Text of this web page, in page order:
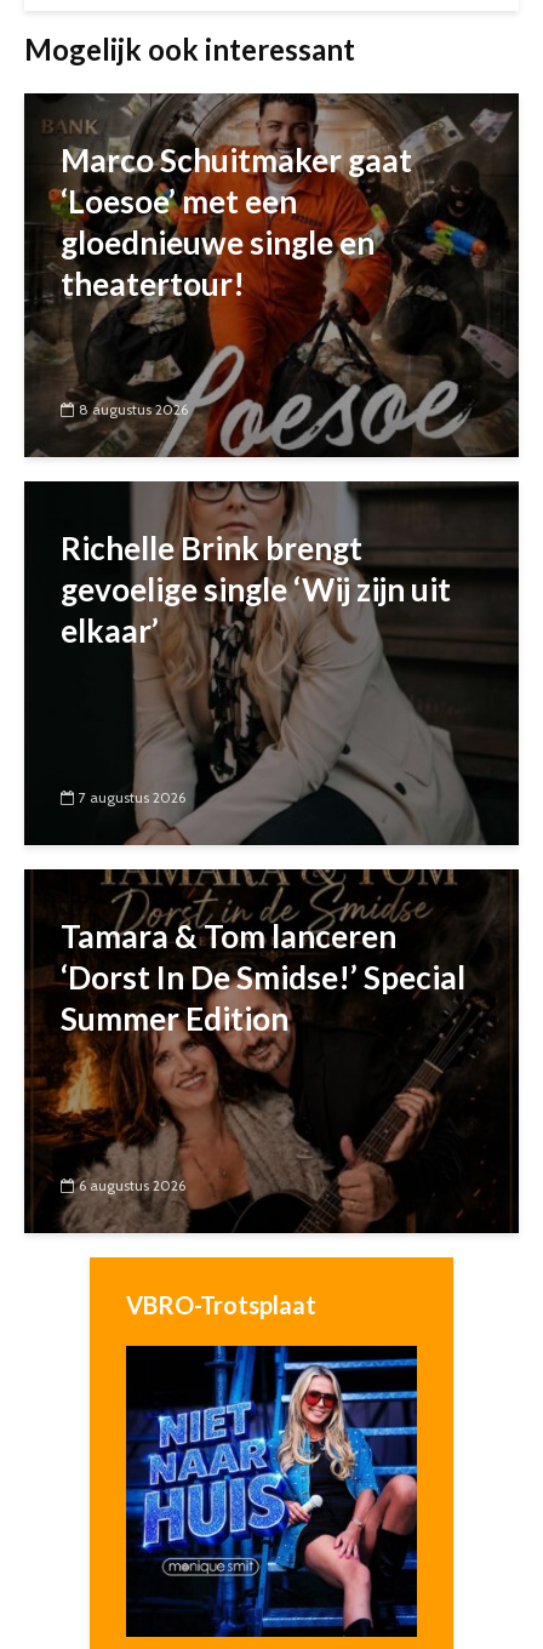
Mogelijk ook interessant
Marco Schuitmaker gaat
‘Loesoe’ met een
gloednieuwe single en
theatertour!
8 augustus 2026
Richelle Brink brengt
gevoelige single ‘Wij zijn uit
elkaar’
7 augustus 2026
Tamara & Tom lanceren
‘Dorst In De Smidse!’ Special
Summer Edition
6 augustus 2026
VBRO-Trotsplaat